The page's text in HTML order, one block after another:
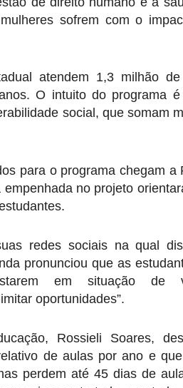
sofrem com o
atendem 1,3 milhão
O intuito do programa
social, que somam
para o programa chegam a
no projeto
redes sociais na qual
pronunciou que as
em situação de
oportunidades”.
Rossieli Soares,
de aulas por ano e
perdem até 45 dias de